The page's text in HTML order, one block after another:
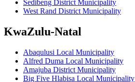
Sedibeng District Municipality
West Rand District Municipality
KwaZulu-Natal
Abaqulusi Local Municipality
Alfred Duma Local Municipality
Amajuba District Municipality
Big Five Hlabisa Local Municipality